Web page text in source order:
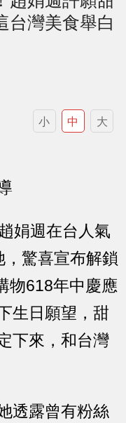
台灣美食舉白
小 中 大
娟週在台人氣
驚喜宣布解鎖
物618年中慶應
生日願望，甜
下來，和台灣
透露曾有粉絲